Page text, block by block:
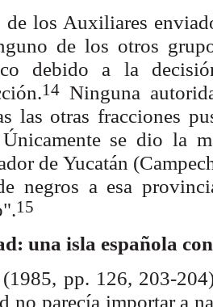
de los Auxiliares
de los otros
debido a
la
14 Ninguna
las otras fracciones
Únicamente se dio la
de Yucatán
negros a esa
15
una isla española
pp. 126, 203-
no parecía importar a